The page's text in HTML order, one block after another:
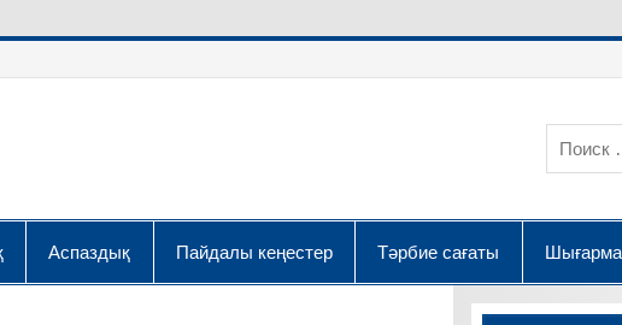
Аспаздық Пайдалы кеңестер Тәрбие сағаты Шығарма